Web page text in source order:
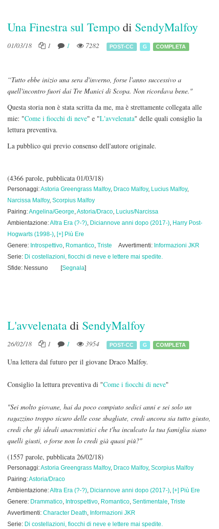
Una Finestra sul Tempodi SendyMalfoy
01/03/18 1 1 7282 POST-CC G COMPLETA
“Tutto ebbe inizio una sera d'inverno, forse l'anno successivo a
quell'incontro fuori dai Tre Manici di Scopa. Non ricordava bene."
Questa storia non è stata scritta da me, ma è strettamente collegata alle
mie: "Come i fiocchi di neve" e "L'avvelenata" delle quali consiglio la
lettura preventiva.
La pubblico qui previo consenso dell'autore originale.
(4366 parole, pubblicata 01/03/18)
Personaggi:Astoria Greengrass Malfoy, Draco Malfoy, Lucius Malfoy,
Narcissa Malfoy, Scorpius Malfoy
Pairing:Angelina/George,Astoria/Draco, Lucius/Narcissa
Ambientazione:Altra Era (?-?), Diciannove anni dopo (2017-), Harry Post-
Hogwarts (1998-), [+] Più Ere
Genere: Introspettivo, Romantico, Triste Avvertimenti: Informazioni JKR
Serie: Di costellazioni, fiocchi di neve e lettere mai spedite.
Sfide: Nessuno
[Segnala]
L'avvelenatadi SendyMalfoy
26/02/18 1 1 3954 POST-CC G COMPLETA
Una lettera dal futuro per il giovane Draco Malfoy.
Consiglio la lettura preventiva di "Come i fiocchi di neve"
"Sei molto giovane, hai da poco compiuto sedici anni e sei solo un
ragazzino troppo sicuro delle cose sbagliate, credi ancora sia tutto giusto,
credi che gli ideali anacronistici che t'ha inculcato la tua famiglia siano
quelli giusti, o forse non lo credi già quasi più?"
(1557 parole, pubblicata 26/02/18)
Personaggi:Astoria Greengrass Malfoy, Draco Malfoy, Scorpius Malfoy
Pairing:Astoria/Draco
Ambientazione:Altra Era (?-?), Diciannove anni dopo (2017-), [+] Più Ere
Genere: Drammatico, Introspettivo, Romantico, Sentimentale, Triste
Avvertimenti: Character Death, Informazioni JKR
Serie: Di costellazioni, fiocchi di neve e lettere mai spedite.